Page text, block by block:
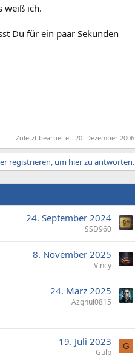
weiß ich.
Du für ein paar Sekunden
Zuletzt bearbeitet: 20. Dezember 2006
registrieren, um hier zu antworten.
24. September 2024
SSD960
8. November 2025
Vincy
24. März 2025
Azghul0815
19. Juli 2023
Gulp
G